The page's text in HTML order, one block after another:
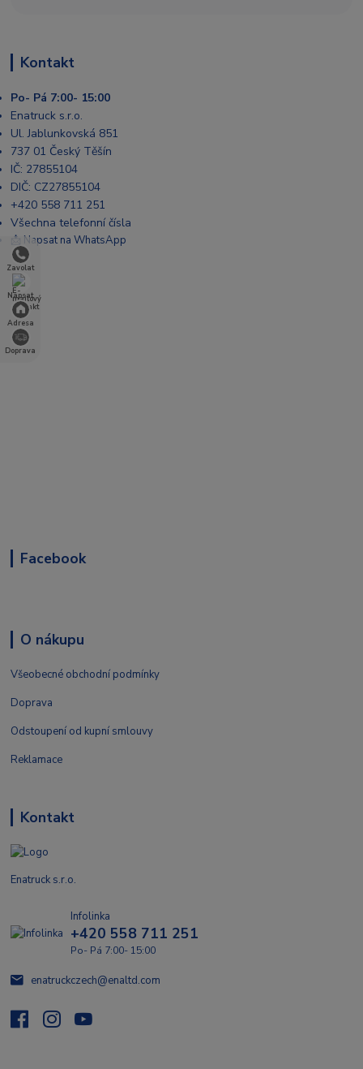
Zavolat
Napsat
Adresa
Doprava
Kontakt
Po- Pá 7:00- 15:00
Enatruck s.r.o.
Ul. Jablunkovská 851
737 01 Český Těšín
IČ: 27855104
DIČ: CZ27855104
+420 558 711 251
Všechna telefonní čísla
📩 Napsat na WhatsApp
Facebook
O nákupu
Všeobecné obchodní podmínky
Doprava
Odstoupení od kupní smlouvy
Reklamace
Kontakt
Enatruck s.r.o.
Infolinka
+420 558 711 251
Po- Pá 7:00- 15:00
enatruckczech@enaltd.com